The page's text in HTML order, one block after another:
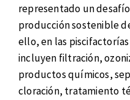
representado un
producción sostenible
ello, en las
incluyen filtración,
productos químicos,
cloración, tratamiento